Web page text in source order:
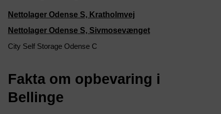
Nettolager Odense S, Kratholmvej
Nettolager Odense S, Sivmosevænget
City Self Storage Odense C
Fakta om opbevaring i
Bellinge